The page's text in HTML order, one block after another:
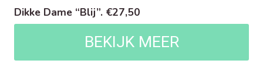
Dikke Dame “Blij”. €27,50
BEKIJK MEER